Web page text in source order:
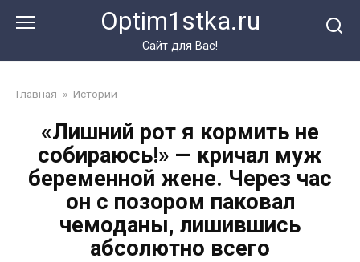
Optim1stka.ru
Сайт для Вас!
Главная » Истории
«Лишний рот я кормить не
собираюсь!» — кричал муж
беременной жене. Через час
он с позором паковал
чемоданы, лишившись
абсолютно всего